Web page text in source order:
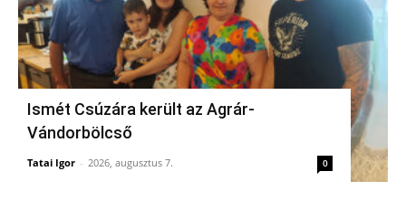
Ismét Csúzára került az Agrár-
Vándorbölcső
Tatai Igor - 2026, augusztus 7. 0